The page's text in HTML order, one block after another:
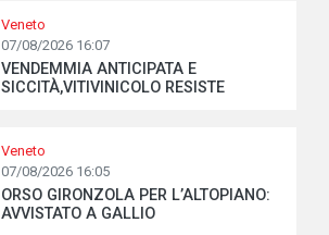
Veneto
07/08/2026 16:07
VENDEMMIA ANTICIPATA E
SICCITÀ,VITIVINICOLO RESISTE
Veneto
07/08/2026 16:05
ORSO GIRONZOLA PER L’ALTOPIANO:
AVVISTATO A GALLIO